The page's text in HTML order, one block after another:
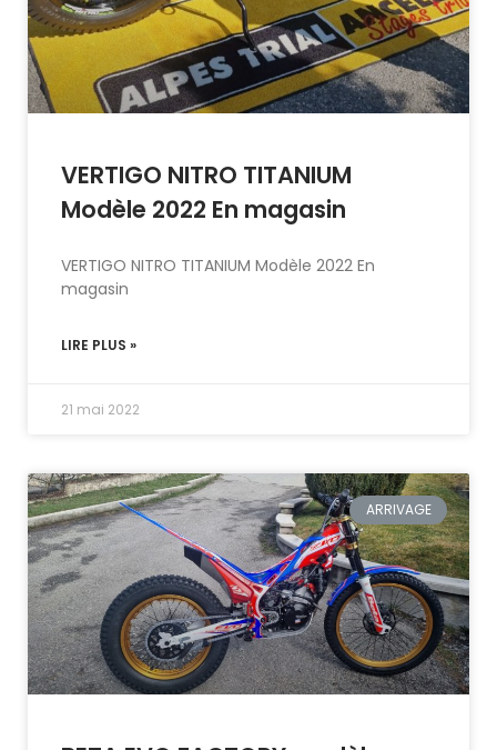
VERTIGO NITRO TITANIUM
Modèle 2022 En magasin
VERTIGO NITRO TITANIUM Modèle 2022 En
magasin
LIRE PLUS »
21 mai 2022
ARRIVAGE